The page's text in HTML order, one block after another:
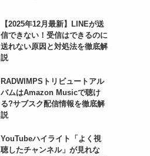
【2025年12月最新】LINEが送
信できない！受信はできるのに
送れない原因と対処法を徹底解
説
RADWIMPSトリビュートアル
バムはAmazon Musicで聴け
る?サブスク配信情報を徹底解
説
YouTubeハイライト「よく視
聴したチャンネル」が見れな